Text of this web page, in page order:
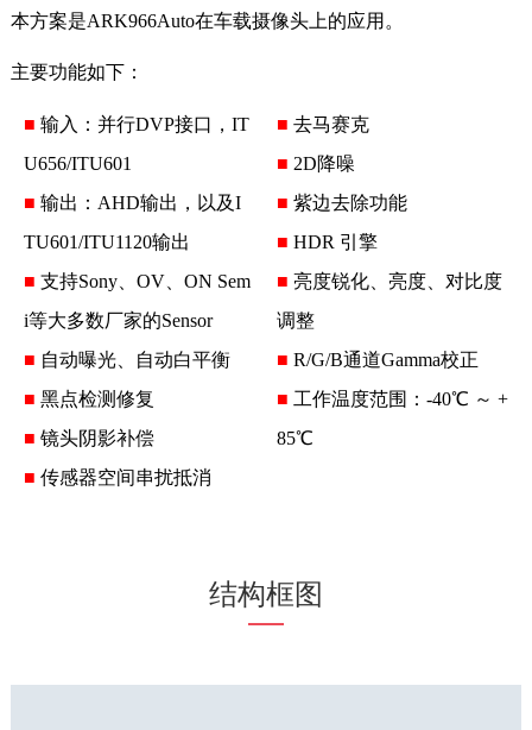
本方案是ARK966Auto在车载摄像头上的应用。
主要功能如下：
■ 输入：并行DVP接口，IT
U656/ITU601
■ 输出：AHD输出，以及I
TU601/ITU1120输出
■ 支持Sony、OV、ON Sem
i等大多数厂家的Sensor
■ 自动曝光、自动白平衡
■ 黑点检测修复
■ 镜头阴影补偿
■ 传感器空间串扰抵消
■ 去马赛克
■ 2D降噪
■ 紫边去除功能
■ HDR 引擎
■ 亮度锐化、亮度、对比度
调整
■ R/G/B通道Gamma校正
■ 工作温度范围：-40℃ ～ +
85℃
结构框图